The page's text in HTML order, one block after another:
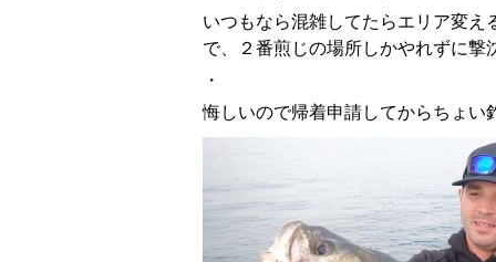
いつもなら混雑してたらエリア変
で、２番煎じの場所しかやれずに撃
・
悔しいので帰着申請してからちょい